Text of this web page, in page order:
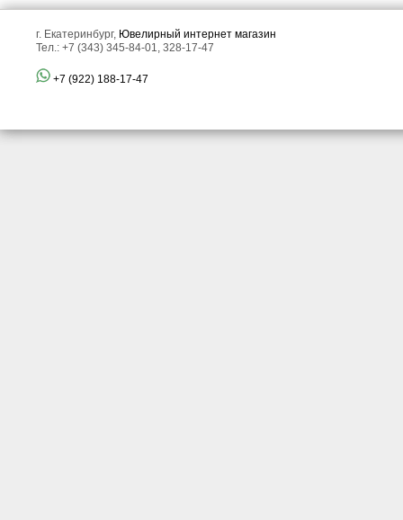
г. Екатеринбург, Ювелирный интернет магазин
Тел.: +7 (343) 345-84-01, 328-17-47
+7 (922) 188-17-47